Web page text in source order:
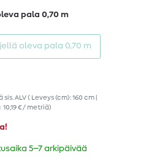
pala 0,70 m
oleva pala 0,70 m
sis. ALV( Leveys (cm): 160 cm |
10,19 € / metriä)
5–7 arkipäivää